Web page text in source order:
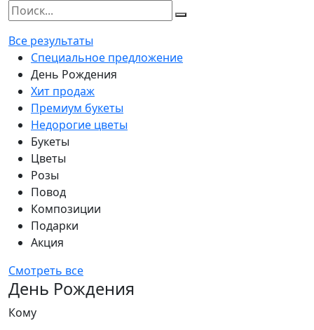
Все результаты
Специальное предложение
День Рождения
Хит продаж
Премиум букеты
Недорогие цветы
Букеты
Цветы
Розы
Повод
Композиции
Подарки
Акция
Смотреть все
День Рождения
Кому